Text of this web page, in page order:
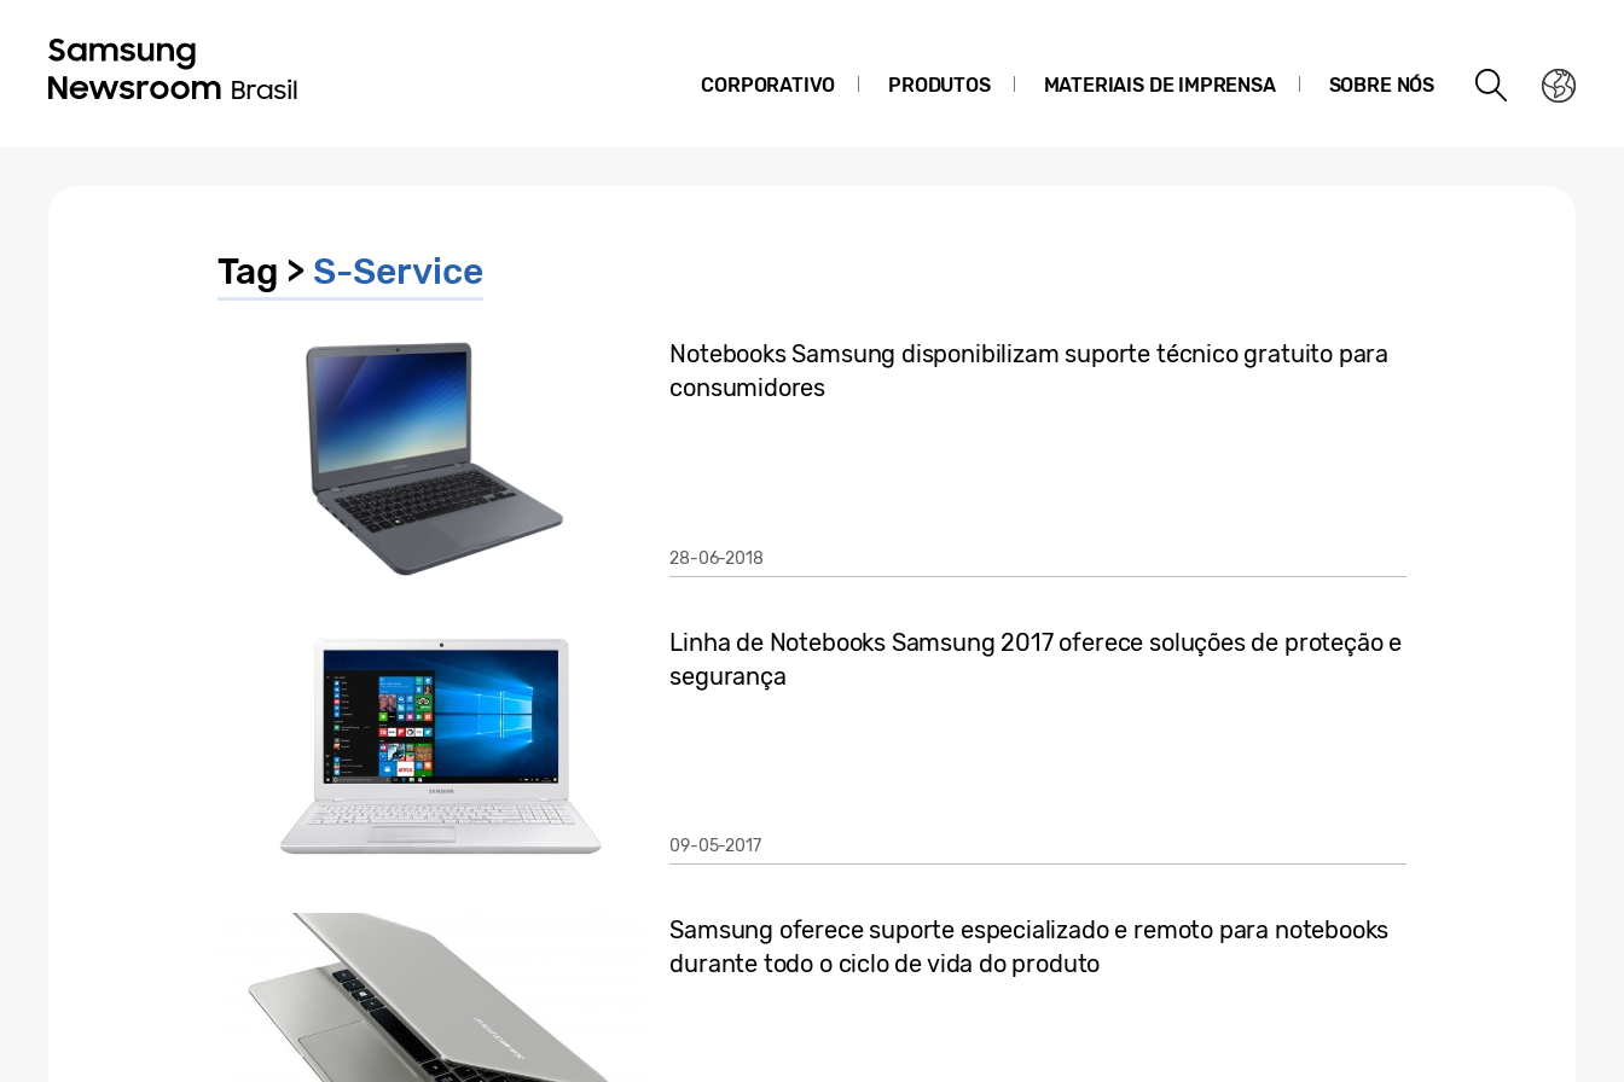
CORPORATIVO PRODUTOS MATERIAIS DE IMPRENSA SOBRE NÓS
Tag > S-Service
Notebooks Samsung disponibilizam suporte técnico gratuito para
consumidores
28-06-2018
Linha de Notebooks Samsung 2017 oferece soluções de proteção e
segurança
09-05-2017
Samsung oferece suporte especializado e remoto para notebooks
durante todo o ciclo de vida do produto